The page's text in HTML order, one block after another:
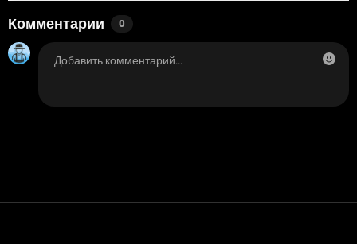
Комментарии 0